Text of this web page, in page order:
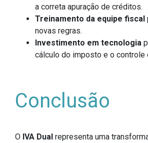
a correta apuração de créditos.
Treinamento da equipe fiscal
novas regras.
Investimento em tecnologia
cálculo do imposto e o controle
Conclusão
O IVA Dual representa uma